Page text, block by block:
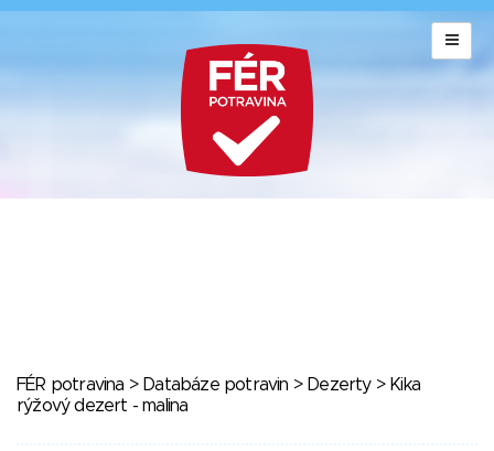
FÉR potravina > Databáze potravin > Dezerty> Kika
rýžový dezert - malina